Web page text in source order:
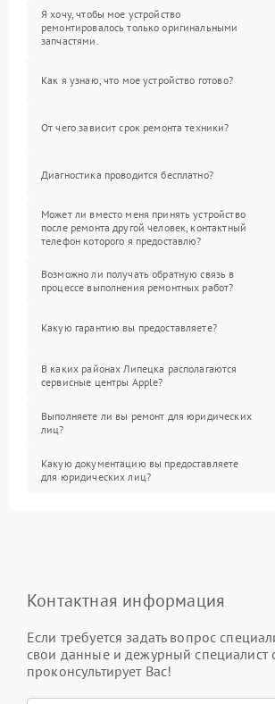
Я хочу, чтобы мое устройство
ремонтировалось только оригинальными
запчастями.
Как я узнаю, что мое устройство готово?
От чего зависит срок ремонта техники?
Диагностика проводится бесплатно?
Может ли вместо меня принять устройство
после ремонта другой человек, контактный
телефон которого я предоставлю?
Возможно ли получать обратную связь в
процессе выполнения ремонтных работ?
Какую гарантию вы предоставляете?
В каких районах Липецка располагаются
сервисные центры Apple?
Выполняете ли вы ремонт для юридических
лиц?
Какую документацию вы предоставляете
для юридических лиц?
Контактная информация
Если требуется задать вопрос
свои данные и дежурный специалист
проконсультирует Вас!